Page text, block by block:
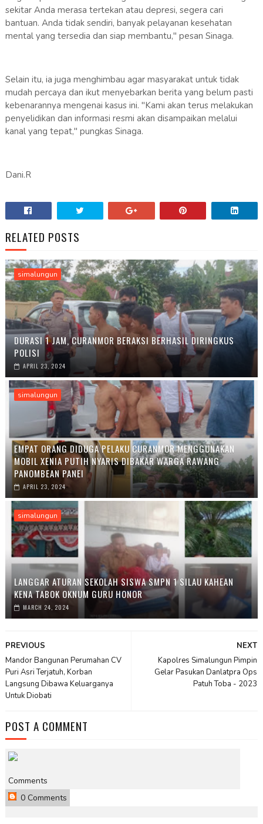
sekitar Anda merasa tertekan atau depresi, segera cari
bantuan. Anda tidak sendiri, banyak pelayanan kesehatan
mental yang tersedia dan siap membantu," pesan Sinaga.
Selain itu, ia juga menghimbau agar masyarakat untuk tidak
mudah percaya dan ikut menyebarkan berita yang belum pasti
kebenarannya mengenai kasus ini. "Kami akan terus melakukan
penyelidikan dan informasi resmi akan disampaikan melalui
kanal yang tepat," pungkas Sinaga.
Dani.R
RELATED POSTS
simalungun
DURASI 1 JAM, CURANMOR BERAKSI BERHASIL DIRINGKUS
POLISI
APRIL 23, 2024
simalungun
EMPAT ORANG DIDUGA PELAKU CURANMOR MENGGUNAKAN
MOBIL XENIA PUTIH NYARIS DIBAKAR WARGA RAWANG
PANOMBEAN PANEI
APRIL 23, 2024
simalungun
LANGGAR ATURAN SEKOLAH SISWA SMPN 1 SILAU KAHEAN
KENA TABOK OKNUM GURU HONOR
MARCH 24, 2024
NEXT
Kapolres Simalungun Pimpin
Gelar Pasukan Danlatpra Ops
Patuh Toba - 2023
PREVIOUS
Mandor Bangunan Perumahan CV
Puri Asri Terjatuh, Korban
Langsung Dibawa Keluarganya
Untuk Diobati
POST A COMMENT
Comments
0 Comments